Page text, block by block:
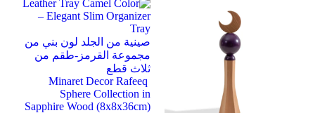
صينية من الجلد لون بني من
مجموعة القرمز-طقم من
ثلاث قطع
Minaret Decor Rafeeq
Sphere Collection in
Sapphire Wood (8x8x36cm)